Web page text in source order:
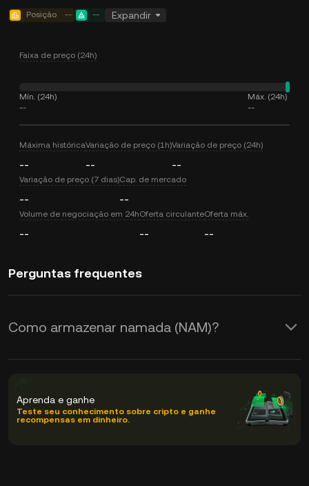
Posição -- -- Expandir
Faixa de preço (24h)
Mín. (24h)
--
Máx. (24h)
--
Máxima histórica
--
Variação de preço (1h)
--
Variação de preço (24h)
--
Variação de preço (7 dias)
--
Cap. de mercado
--
Volume de negociação em 24h
--
Oferta circulante
--
Oferta máx.
--
Perguntas frequentes
Como armazenar namada (NAM)?
Aprenda e ganhe
Teste seu conhecimento sobre cripto e ganhe
recompensas em dinheiro.